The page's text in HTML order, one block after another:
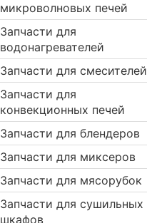
микроволновых печей
Запчасти для
водонагревателей
Запчасти для смесителей
Запчасти для
конвекционных печей
Запчасти для блендеров
Запчасти для миксеров
Запчасти для мясорубок
Запчасти для сушильных
шкафов